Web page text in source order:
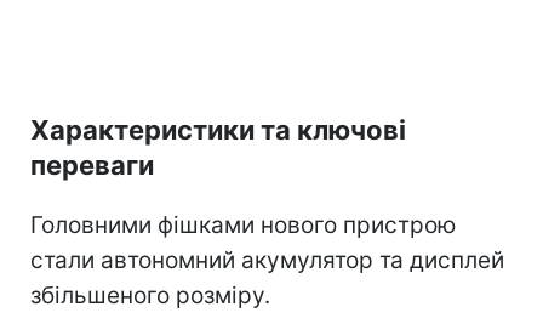
Характеристики та ключові
переваги
Головними фішками нового пристрою
стали автономний акумулятор та дисплей
збільшеного розміру.